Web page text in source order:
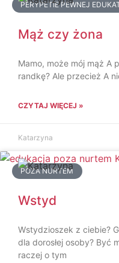
PERYPETIE PEWNEJ
Mąż czy żona
Mamo, może mój mąż A
randkę? Ale przecież A
CZYTAJ WIĘCEJ »
Katarzyna
POZA NURTEM
Wstyd
Wstydzioszek z ciebie?
dla dorosłej osoby? Być
raczej o tym